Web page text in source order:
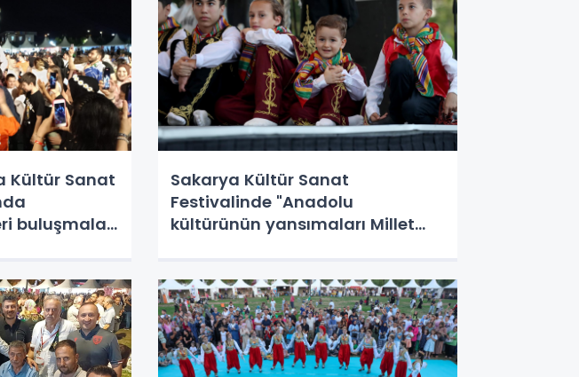
Kültür Sanat
buluşmaları
Sakarya Kültür Sanat
Festivalinde "Anadolu
kültürünün yansımaları Millet